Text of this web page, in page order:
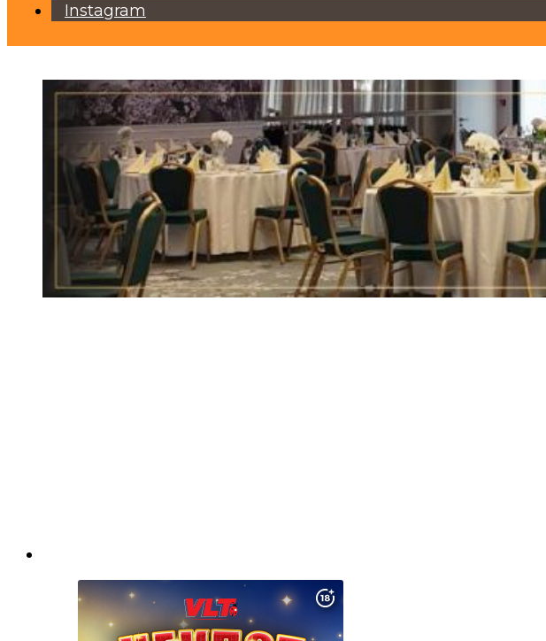
Instagram